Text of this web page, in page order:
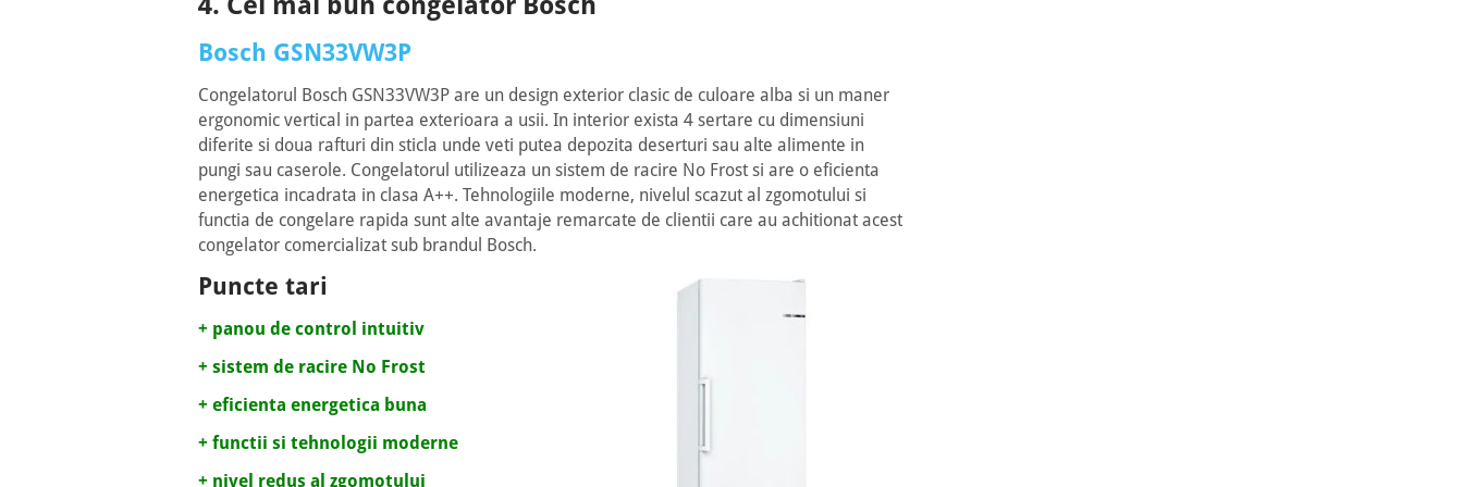
Bosch GSN33VW3P
Congelatorul Bosch GSN33VW3P are un design exterior clasic de culoare alba si un maner
ergonomic vertical in partea exterioara a usii. In interior exista 4 sertare cu dimensiuni
diferite si doua rafturi din sticla unde veti putea depozita deserturi sau alte alimente in
pungi sau caserole. Congelatorul utilizeaza un sistem de racire No Frost si are o eficienta
energetica incadrata in clasa A++. Tehnologiile moderne, nivelul scazut al zgomotului si
functia de congelare rapida sunt alte avantaje remarcate de clientii care au achitionat acest
congelator comercializat sub brandul Bosch.
Puncte tari
+ panou de control intuitiv
+ sistem de racire No Frost
+ eficienta energetica buna
+ functii si tehnologii moderne
+ nivel redus al zgomotului